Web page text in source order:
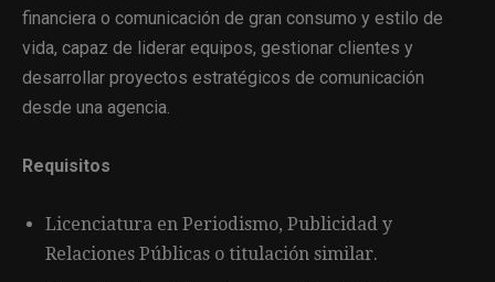
financiera o comunicación de gran consumo y estilo de
vida, capaz de liderar equipos, gestionar clientes y
desarrollar proyectos estratégicos de comunicación
desde una agencia.
Requisitos
Licenciatura en Periodismo, Publicidad y
Relaciones Públicas o titulación similar.